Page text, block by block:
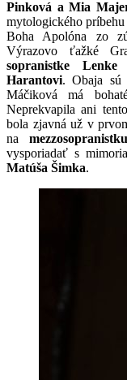
Pinková a Mia
mytologického
Boha Apolóna zo
Výrazovo ťažké
sopranistke
Harantovi. Obaja sú
Máčiková má
Neprekvapila ani
bola zjavná už v
na
vysporiadať s
Matúša Šimka.